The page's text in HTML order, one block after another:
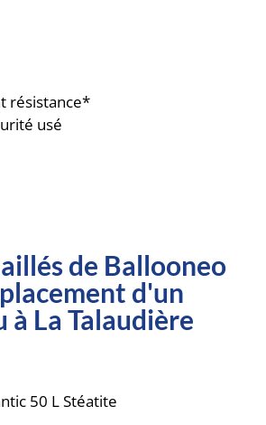
résistance*
usé
de Ballooneo
d'un
à La Talaudière
50 L Stéatite